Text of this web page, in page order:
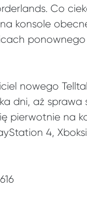
Co
konsole
nowego
dni, aż sprawa
pierwotnie na
4,